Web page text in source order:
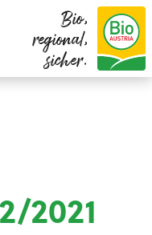
Bio,
regional,
sicher.
2021